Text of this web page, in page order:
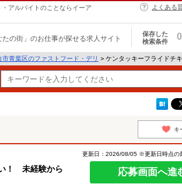
アルバイトのことならイーア
よくある
たの街」のお仕事が探せる求人サイト
保存した
検索条件
0
市青葉区のファストフード・デリ > ケンタッキーフライドチ
キ
！ 未経験から
更新日：2026/08/05 ※更新日時点の
応募画面へ進